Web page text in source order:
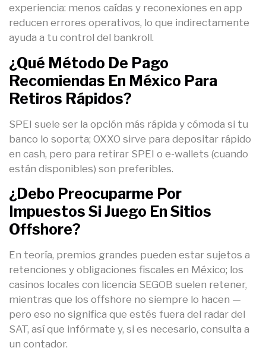
experiencia: menos caídas y reconexiones en app
reducen errores operativos, lo que indirectamente
ayuda a tu control del bankroll.
¿Qué Método De Pago
Recomiendas En México Para
Retiros Rápidos?
SPEI suele ser la opción más rápida y cómoda si tu
banco lo soporta; OXXO sirve para depositar rápido
en cash, pero para retirar SPEI o e-wallets (cuando
están disponibles) son preferibles.
¿Debo Preocuparme Por
Impuestos Si Juego En Sitios
Offshore?
En teoría, premios grandes pueden estar sujetos a
retenciones y obligaciones fiscales en México; los
casinos locales con licencia SEGOB suelen retener,
mientras que los offshore no siempre lo hacen —
pero eso no significa que estés fuera del radar del
SAT, así que infórmate y, si es necesario, consulta a
un contador.